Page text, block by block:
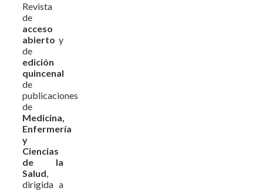
Revista
de
acceso
abierto y
de
edición
quincenal
de
publicaciones
de
Medicina,
Enfermería
y
Ciencias
de la
Salud,
dirigida a